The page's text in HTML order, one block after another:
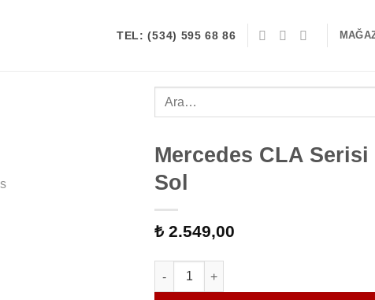
TEL: (534) 595 68 86
Ara:
Mercedes CLA Serisi
Sol
₺ 2.549,00
Mercedes CLA Serisi C117 Far Camı Sol